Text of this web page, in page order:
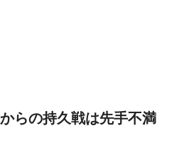
の持久戦は先手不満